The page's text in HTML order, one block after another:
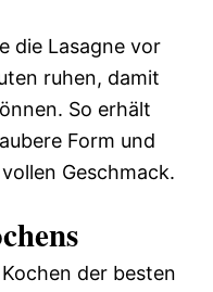
die Lasagne vor
ruhen, damit
So erhält
Form und
Geschmack.
der besten